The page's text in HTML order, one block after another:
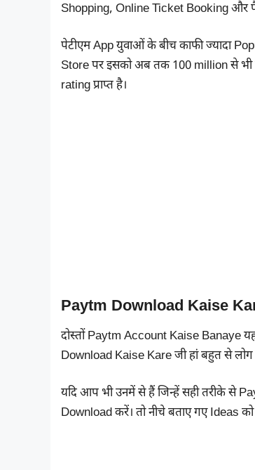
Shopping, Online Ticket Booking और
पेटीएम App युवाओं के बीच काफी ज्यादा
Store पर इसको अब तक 100 million से भी
rating प्राप्त है।
Paytm Download Kaise
दोस्तों Paytm Account Kaise Banaye
Download Kaise Kare जी हां बहुत से
यदि आप भी उनमें से हैं जिन्हें सही तरीके से
Download करें। तो नीचे बताए गए Ideas